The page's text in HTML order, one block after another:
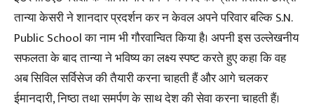
तान्या केसरी ने शानदार प्रदर्शन कर न केवल अपने परिवार बल्कि S.N.
Public School का नाम भी गौरवान्वित किया है। अपनी इस उल्लेखनीय
सफलता के बाद तान्या ने भविष्य का लक्ष्य स्पष्ट करते हुए कहा कि वह
अब सिविल सर्विसेज की तैयारी करना चाहती हैं और आगे चलकर
ईमानदारी, निष्ठा तथा समर्पण के साथ देश की सेवा करना चाहती हैं।